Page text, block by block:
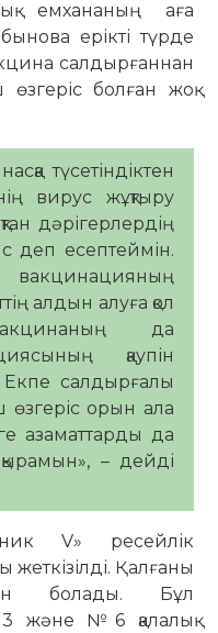
емхананың аға
ерікті түрде
салдырғаннан
болған жоқ
түсетіндіктен
вирус жұқтыру
дәрігерлердің
деп есептеймін.
алдын алуға қол
да
қаупін
Екпе салдырғалы
орын ала
азаматтарды да
– дейді
V» ресейлік
Қалғаны
болады. Бұл
және №6 қалалық